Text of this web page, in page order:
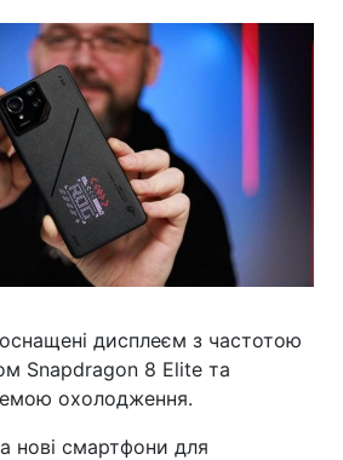
дисплеєм з частотою
Snapdragon 8 Elite та
охолодження.
нові смартфони для